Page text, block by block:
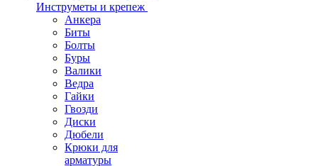
Инструметы и крепеж
Анкера
Биты
Болты
Буры
Валики
Ведра
Гайки
Гвозди
Диски
Дюбели
Крюки для
арматуры